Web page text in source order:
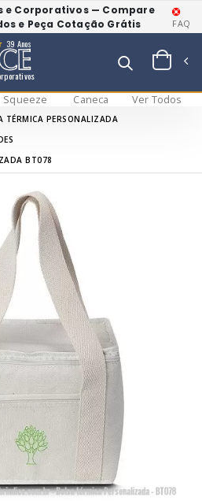
e Corporativos — Compare
e Peça Cotação Grátis
FAQ
39 Anos
Squeeze Caneca Ver Todos
TÉRMICA PERSONALIZADA
BT078